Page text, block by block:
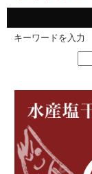
キーワードを入力